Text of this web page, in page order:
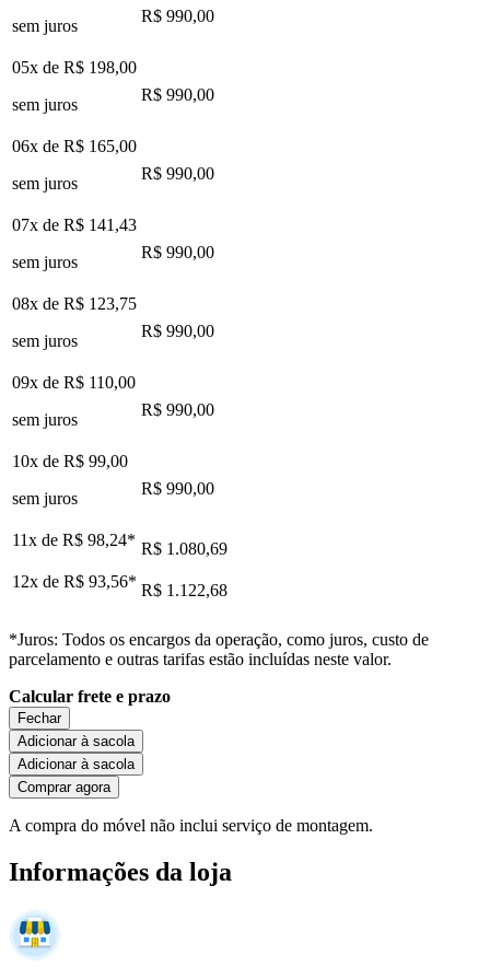
sem juros
R$ 990,00
05x de R$ 198,00
sem juros
R$ 990,00
06x de R$ 165,00
sem juros
R$ 990,00
07x de R$ 141,43
sem juros
R$ 990,00
08x de R$ 123,75
sem juros
R$ 990,00
09x de R$ 110,00
sem juros
R$ 990,00
10x de R$ 99,00
sem juros
R$ 990,00
11x de R$ 98,24* R$ 1.080,69
12x de R$ 93,56* R$ 1.122,68
*Juros: Todos os encargos da operação, como juros, custo de
parcelamento e outras tarifas estão incluídas neste valor.
Calcular frete e prazo
Fechar
Adicionar à sacola
Adicionar à sacola
Comprar agora
A compra do móvel não inclui serviço de montagem.
Informações da loja